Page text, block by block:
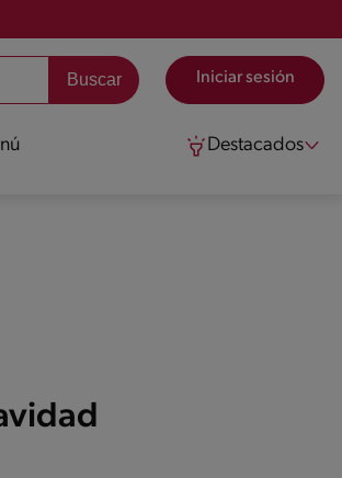
Iniciar sesión
Destacados